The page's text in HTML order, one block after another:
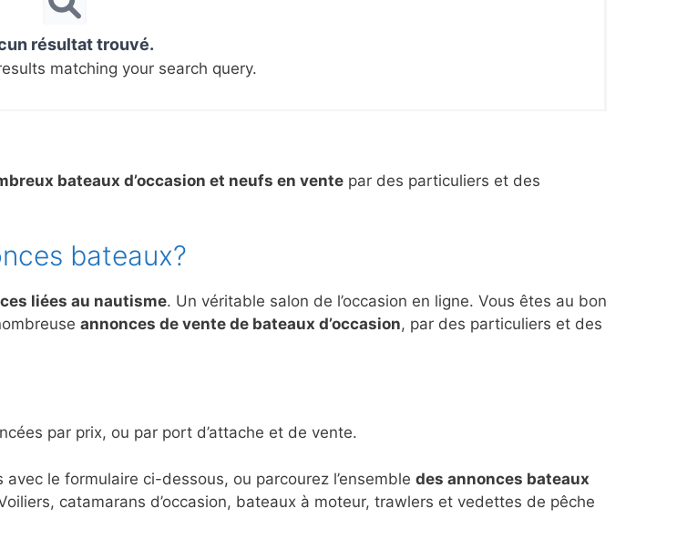
résultat trouvé.
matching your search query.
bateaux d’occasion et neufs en vente par des particuliers et des
bateaux?
liées au nautisme. Un véritable salon de l’occasion en ligne. Vous êtes au bon
annonces de vente de bateaux d’occasion, par des particuliers et des
par prix, ou par port d’attache et de vente.
le formulaire ci-dessous, ou parcourez l’ensemble des annonces bateaux
catamarans d’occasion, bateaux à moteur, trawlers et vedettes de pêche